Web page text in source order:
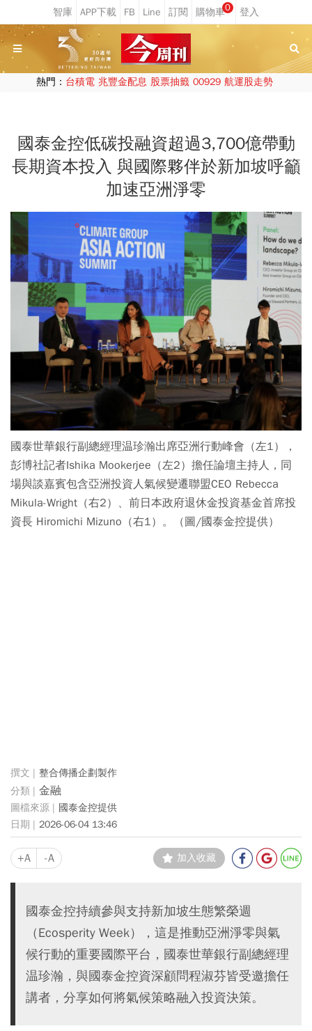
0
熱門： 台積電 兆豐金配息 股票抽籤 00929 航運股走勢
國泰金控低碳投融資超過3,700億帶動
長期資本投入 與國際夥伴於新加坡呼籲
加速亞洲淨零
國泰世華銀行副總經理温珍瀚出席亞洲行動峰會（左1），
彭博社記者Ishika Mookerjee（左2）擔任論壇主持人，同
場與談嘉賓包含亞洲投資人氣候變遷聯盟CEO Rebecca
Mikula-Wright（右2）、前日本政府退休金投資基金首席投
資長 Hiromichi Mizuno（右1）。（圖/國泰金控提供）
整合傳播企劃製作
金融
國泰金控提供
2026-06-04 13:46
+A -A 加入收藏
國泰金控持續參與支持新加坡生態繁榮週
（Ecosperity Week），這是推動亞洲淨零與氣
候行動的重要國際平台，國泰世華銀行副總經理
温珍瀚，與國泰金控資深顧問程淑芬皆受邀擔任
講者，分享如何將氣候策略融入投資決策。